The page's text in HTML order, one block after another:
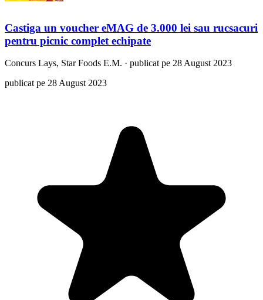
Castiga un voucher eMAG de 3.000 lei sau rucsacuri
pentru picnic complet echipate
Concurs Lays, Star Foods E.M. · publicat pe 28 August 2023
publicat pe 28 August 2023